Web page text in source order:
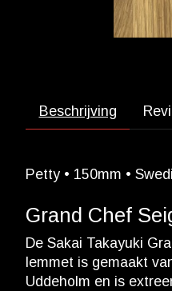
Beschrijving
Petty • 150mm •
Grand Chef
De Sakai Takayuki
lemmet is gemaakt
Uddeholm en is